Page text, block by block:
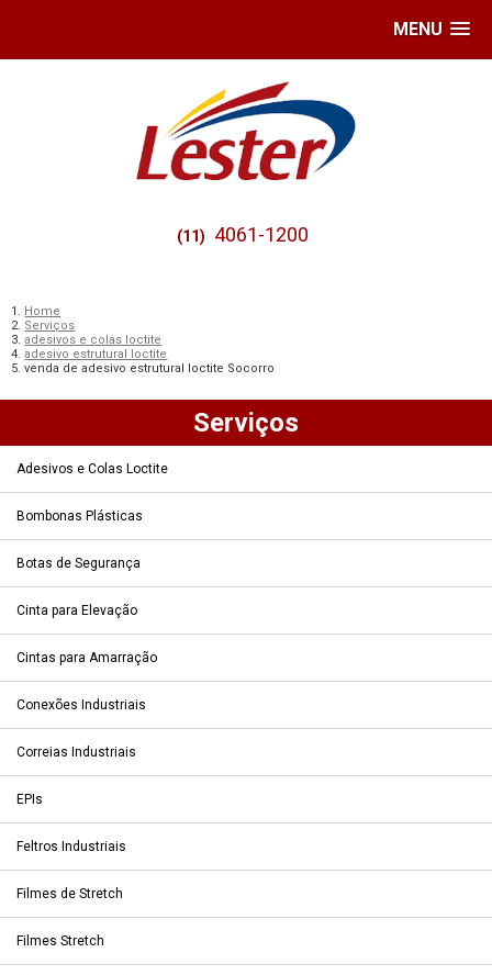
MENU
(11) 4061-1200
Home
Serviços
adesivos e colas loctite
adesivo estrutural loctite
venda de adesivo estrutural loctite Socorro
Serviços
Adesivos e Colas Loctite
Bombonas Plásticas
Botas de Segurança
Cinta para Elevação
Cintas para Amarração
Conexões Industriais
Correias Industriais
EPIs
Feltros Industriais
Filmes de Stretch
Filmes Stretch